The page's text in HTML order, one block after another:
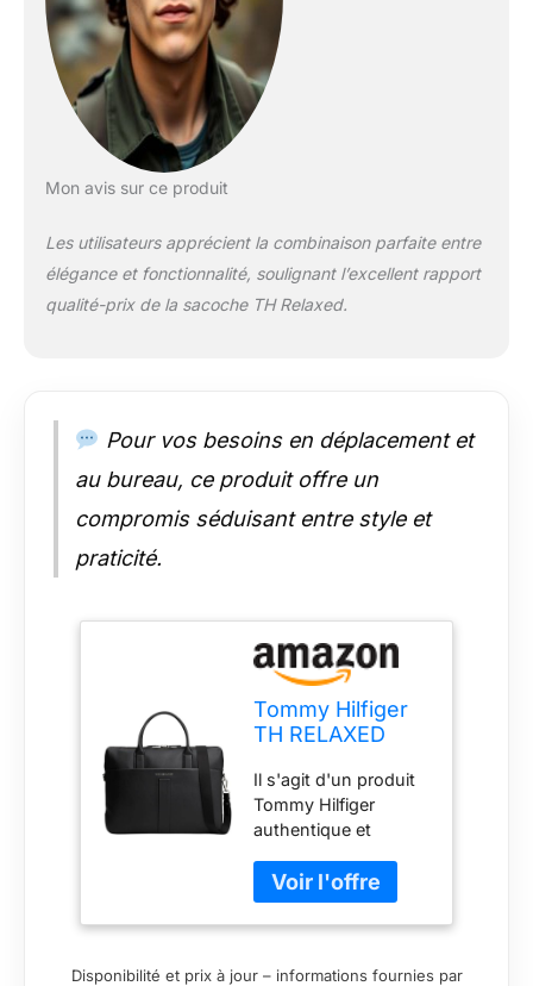
Mon avis sur ce produit
Les utilisateurs apprécient la combinaison parfaite entre
élégance et fonctionnalité, soulignant l’excellent rapport
qualité-prix de la sacoche TH Relaxed.
Pour vos besoins en déplacement et
au bureau, ce produit offre un
compromis séduisant entre style et
praticité.
Tommy Hilfiger
TH RELAXED
AM0AM13655
Sacoche
d'ordinateur
pour homme,
noir (noir), taille
unique, Noir
(noir), One Size
Il s'agit d'un produit
Tommy Hilfiger
authentique et
Disponibilité et prix à jour – informations fournies par